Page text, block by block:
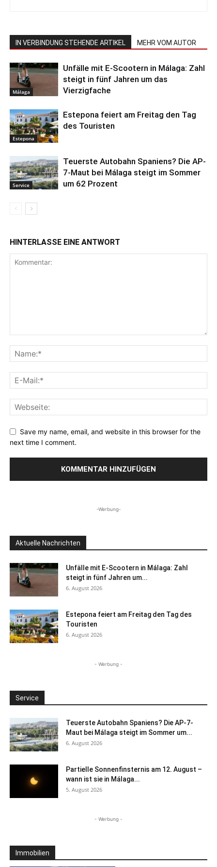
IN VERBINDUNG STEHENDE ARTIKEL MEHR VOM AUTOR
Málaga
Unfälle mit E-Scootern in Málaga: Zahl
steigt in fünf Jahren um das
Vierzigfache
Estepona
Estepona feiert am Freitag den Tag
des Touristen
Service
Teuerste Autobahn Spaniens? Die AP-
7-Maut bei Málaga steigt im Sommer
um 62 Prozent
HINTERLASSE EINE ANTWORT
Save my name, email, and website in this browser for the
next time I comment.
-Werbung-
Aktuelle Nachrichten
Unfälle mit E-Scootern in Málaga: Zahl
steigt in fünf Jahren um...
6. August 2026
Estepona feiert am Freitag den Tag des
Touristen
6. August 2026
- Werbung -
Service
Teuerste Autobahn Spaniens? Die AP-7-
Maut bei Málaga steigt im Sommer um...
6. August 2026
Partielle Sonnenfinsternis am 12. August –
wann ist sie in Málaga...
5. August 2026
- Werbung -
Immobilien